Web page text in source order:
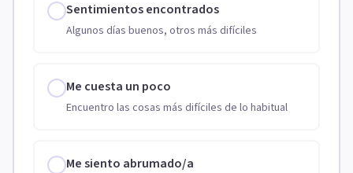
Sentimientos encontrados
Algunos días buenos, otros más difíciles
Me cuesta un poco
Encuentro las cosas más difíciles de lo habitual
Me siento abrumado/a